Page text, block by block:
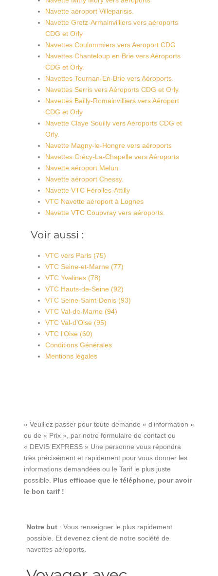
Navette aéroport Villeparisis.
Navette Gretz-Armainvilliers vers aéroports
CDG et Orly
Navettes Coulommiers vers Aeroport CDG
Navettes Chanteloup en Brie vers Aéroports
CDG et Orly.
Navettes Tournan-En-Brie vers Aéroports.
Navettes Serris vers Aéroports CDG et Orly.
Navettes Bailly-Romainvilliers vers Aéroport
CDG et Orly
Navette Claye Souilly vers Aéroports CDG et
Orly.
Navette Magny-le-Hongre vers aéroports
Navettes Crécy-La-Chapelle vers Aéroports
Navette aéroport Melun
Navette aéroport Chessy.
Navette VTC Férolles-Attilly
VTC Navette aéroport à Lognes
Navette VTC Coupvray vers aéroports.
Voir aussi :
VTC vers Paris (75)
VTC Seine-et-Marne (77)
VTC Yvelines (78)
VTC Hauts-de-Seine (92)
VTC Seine-Saint-Denis (93)
VTC Val-de-Marne (94)
VTC Val-d’Oise (95)
VTC l’Oise (60)
Conditions Générales
Mentions légales
« Veuillez passer pour toute demande « d’information »
ou de « Prix », par notre formulaire de contact ou
« DEVIS EXPRESS » Une personne vous répondra
très précisément et rapidement pour vous donner les
informations demandées ou le Tarif le plus juste
possible. Plus efficace que le téléphone, pour avoir
le bon tarif !
Notre but : Vous renseigner le plus rapidement
possible. Et devenez client de notre société de
navettes aéroports.